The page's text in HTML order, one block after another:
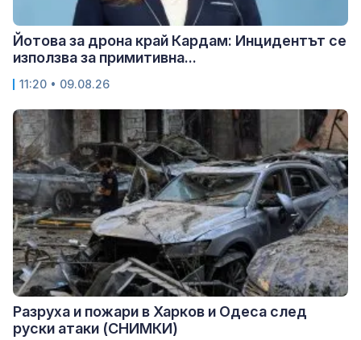
Йотова за дрона край Кардам: Инцидентът се
използва за примитивна...
11:20 • 09.08.26
Разруха и пожари в Харков и Одеса след
руски атаки (СНИМКИ)